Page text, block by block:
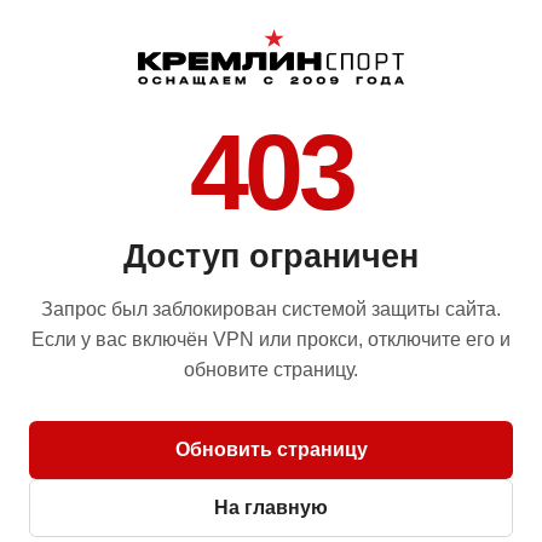
403
Доступ ограничен
Запрос был заблокирован системой защиты сайта.
Если у вас включён VPN или прокси, отключите его и
обновите страницу.
Обновить страницу
На главную